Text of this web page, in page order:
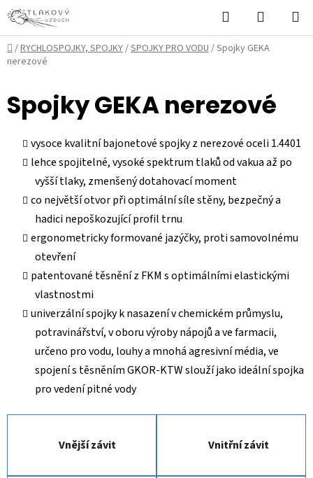
Přejít
na
obsah
Hledat
KOŠÍK
Domů
/RYCHLOSPOJKY, SPOJKY/SPOJKY PRO VODU/Spojky GEKA
nerezové
Spojky GEKA nerezové
vysoce kvalitní bajonetové spojky z nerezové oceli 1.4401
lehce spojitelné, vysoké spektrum tlaků od vakua až po
vyšší tlaky, zmenšený dotahovací moment
co největší otvor při optimální síle stěny, bezpečný a
hadici nepoškozující profil trnu
ergonometricky formované jazýčky, proti samovolnému
otevření
patentované těsnění z FKM s optimálními elastickými
vlastnostmi
univerzální spojky k nasazení v chemickém průmyslu,
potravinářství, v oboru výroby nápojů a ve farmacii,
určeno pro vodu, louhy a mnohá agresivní média, ve
spojení s těsněním GKOR-KTW slouží jako ideální spojka
pro vedení pitné vody
Vnější závit Vnitřní závit